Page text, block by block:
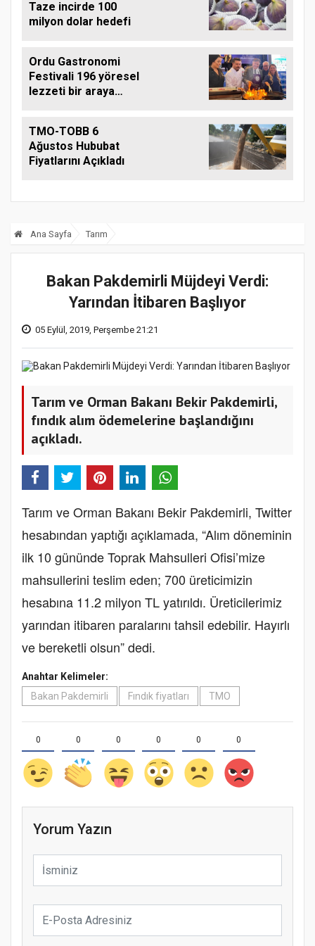
Taze incirde 100
milyon dolar hedefi
Ordu Gastronomi
Festivali 196 yöresel
lezzeti bir araya
TMO-TOBB 6
Ağustos Hububat
Fiyatlarını Açıkladı
Ana Sayfa Tarım
Bakan Pakdemirli Müjdeyi Verdi:
Yarından İtibaren Başlıyor
05 Eylül, 2019, Perşembe 21:21
Tarım ve Orman Bakanı Bekir Pakdemirli,
fındık alım ödemelerine başlandığını
açıkladı.
Tarım ve Orman Bakanı Bekir Pakdemirli, Twitter
hesabından yaptığı açıklamada, “Alım döneminin
ilk 10 gününde Toprak Mahsulleri Ofisi’mize
mahsullerini teslim eden; 700 üreticimizin
hesabına 11.2 milyon TL yatırıldı. Üreticilerimiz
yarından itibaren paralarını tahsil edebilir. Hayırlı
ve bereketli olsun” dedi.
Anahtar Kelimeler:
Bakan Pakdemirli
Fındık fiyatları TMO
0 0 0 0 0 0
Yorum Yazın